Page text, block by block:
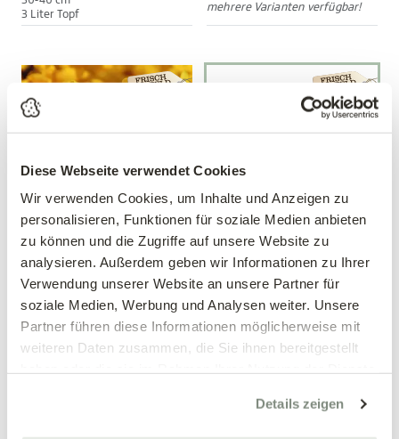
Diese Webseite verwendet Cookies
Wir verwenden Cookies, um Inhalte und Anzeigen zu
personalisieren, Funktionen für soziale Medien anbieten
zu können und die Zugriffe auf unsere Website zu
analysieren. Außerdem geben wir Informationen zu Ihrer
Verwendung unserer Website an unsere Partner für
soziale Medien, Werbung und Analysen weiter. Unsere
Partner führen diese Informationen möglicherweise mit
weiteren Daten zusammen, die Sie ihnen bereitgestellt
Details zeigen
3 Liter Topf
mehrere Varianten verfügbar!
Forsythie 'Lynwood Gold'
Forsythia intermedia
'Lynwood Gold'
13,99 €
40-60 cm
statt 77,95 € 64,90 €